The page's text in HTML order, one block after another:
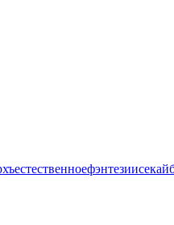
фэнтезиисекай